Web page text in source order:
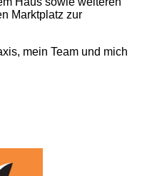
Marktplatz zur
mein Team und mich